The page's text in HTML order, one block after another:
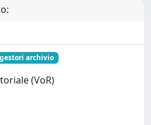
archivio
(VoR)